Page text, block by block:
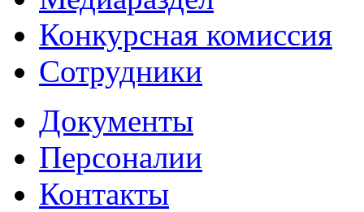
Конкурсная комиссия
Сотрудники
Документы
Персоналии
Контакты